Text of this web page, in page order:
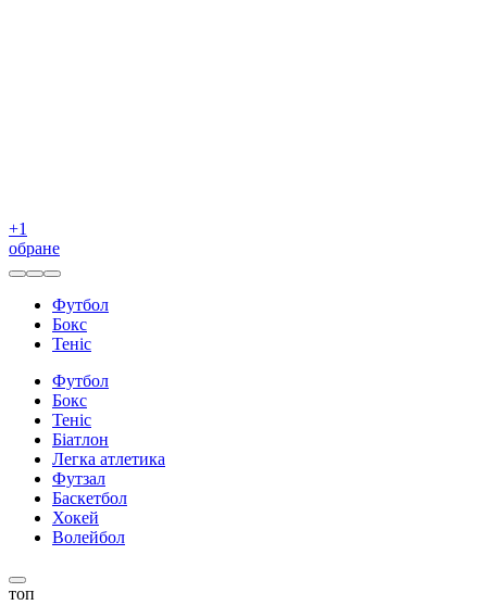
+1
обране
Футбол
Бокс
Теніс
Футбол
Бокс
Теніс
Біатлон
Легка атлетика
Футзал
Баскетбол
Хокей
Волейбол
топ